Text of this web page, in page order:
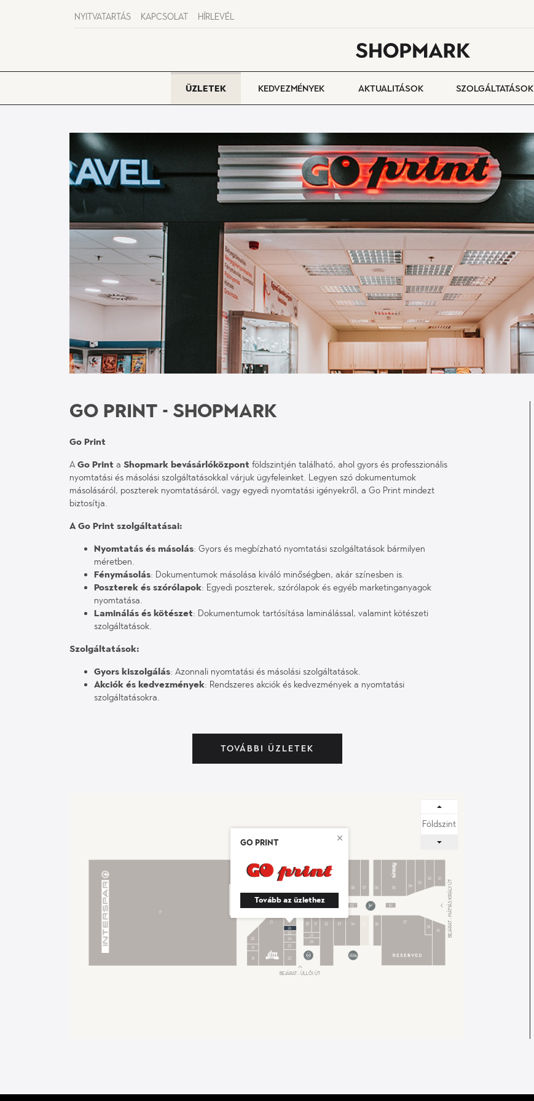
NYITVATARTÁS KAPCSOLAT HÍRLEVÉL
ÜZLETEK KEDVEZMÉNYEK AKTUALITÁSOK SZOLGÁLTATÁSOK
GO PRINT - SHOPMARK
Go Print
A Go Print a Shopmark bevásárlóközpont földszintjén található, ahol gyors és professzionális
nyomtatási és másolási szolgáltatásokkal várjuk ügyfeleinket. Legyen szó dokumentumok
másolásáról, poszterek nyomtatásáról, vagy egyedi nyomtatási igényekről, a Go Print mindezt
biztosítja.
A Go Print szolgáltatásai:
Nyomtatás és másolás: Gyors és megbízható nyomtatási szolgáltatások bármilyen
méretben.
Fénymásolás: Dokumentumok másolása kiváló minőségben, akár színesben is.
Poszterek és szórólapok: Egyedi poszterek, szórólapok és egyéb marketinganyagok
nyomtatása.
Laminálás és kötészet: Dokumentumok tartósítása laminálással, valamint kötészeti
szolgáltatások.
Szolgáltatások:
Gyors kiszolgálás: Azonnali nyomtatási és másolási szolgáltatások.
Akciók és kedvezmények: Rendszeres akciók és kedvezmények a nyomtatási
szolgáltatásokra.
TOVÁBBI ÜZLETEK
BEJÁRAT - ÜLLŐI ÚT
BEJÁRAT - MÁTYÁS KIRÁLY ÚT
01
02
03
04
05
06
07
08
17
18
19
20
21
22
23
24
25
26
27
28
29
30 31 32 33 34 36
37
38
39
K1
K2
Go Print
Tovább az üzlethez